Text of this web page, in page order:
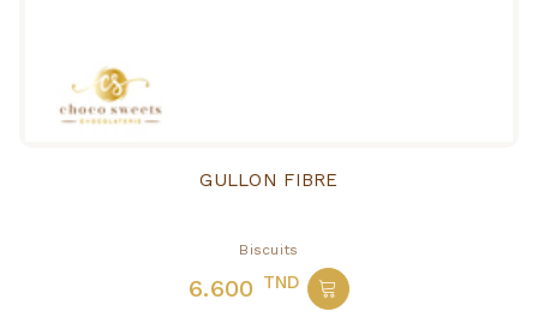
GULLON FIBRE
Biscuits
6.600 TND